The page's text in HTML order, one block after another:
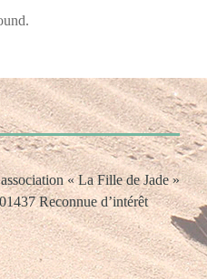
« La Fille de Jade »
Reconnue d’intérêt